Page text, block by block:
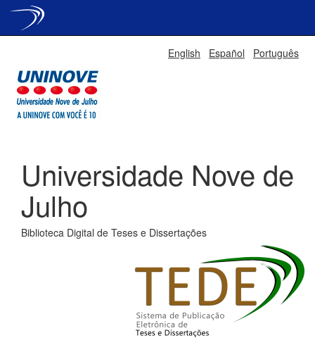
English Español Português
Universidade Nove de
Julho
Biblioteca Digital de Teses e Dissertações